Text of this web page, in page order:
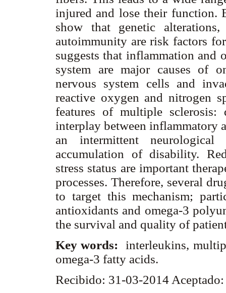
injured and lose their function.
show that genetic
autoimmunity are risk factors
suggests that inflammation and
system are major causes of
nervous system cells and
reactive oxygen and nitrogen
features of multiple sclerosis:
interplay between inflammatory
an intermittent neurological
accumulation of disability.
stress status are important
processes. Therefore, several
to target this mechanism;
antioxidants and omega-3
the survival and quality of
Key words:
interleukins,
omega-3 fatty acids.
Recibido: 31-03-2014